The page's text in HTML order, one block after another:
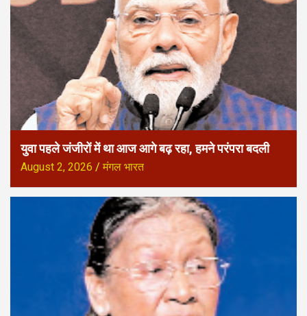
युवा पहले जंजीरों में था आज आगे बढ़ रहा, हमने परंपरा बदली
August 2, 2026 मंगल भारत